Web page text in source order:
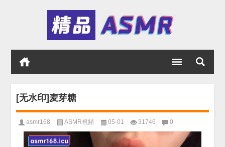
[无水印]麦芽糖
asmr168 ASMR視頻 05-01 31746 0